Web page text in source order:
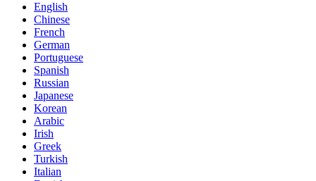
English
Chinese
French
German
Portuguese
Spanish
Russian
Japanese
Korean
Arabic
Irish
Greek
Turkish
Italian